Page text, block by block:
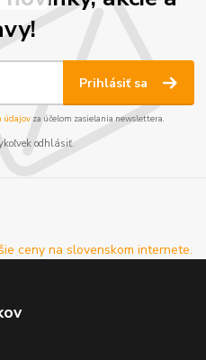
Prihlásiť sa
údajov za účelom zasielania newslettera.
odhlásiť.